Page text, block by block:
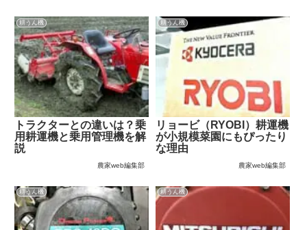
耕うん機
トラクターとの違いは？乗
用耕運機と乗用管理機を解
説
農家web編集部
耕うん機
リョービ（RYOBI）耕運機
が小規模菜園にもぴったり
な理由
農家web編集部
耕うん機 耕うん機